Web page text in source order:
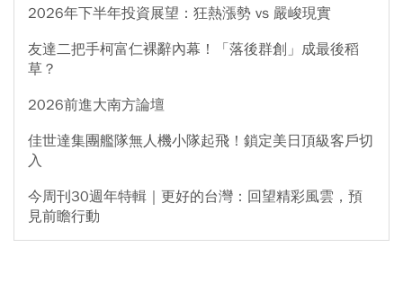
2026年下半年投資展望：狂熱漲勢 vs 嚴峻現實
友達二把手柯富仁裸辭內幕！「落後群創」成最後稻
草？
2026前進大南方論壇
佳世達集團艦隊無人機小隊起飛！鎖定美日頂級客戶切
入
今周刊30週年特輯｜更好的台灣：回望精彩風雲，預
見前瞻行動